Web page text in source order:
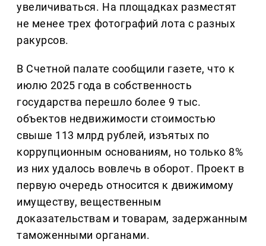
увеличиваться. На площадках разместят
не менее трех фотографий лота с разных
ракурсов.
В Счетной палате сообщили газете, что к
июлю 2025 года в собственность
государства перешло более 9 тыс.
объектов недвижимости стоимостью
свыше 113 млрд рублей, изъятых по
коррупционным основаниям, но только 8%
из них удалось вовлечь в оборот. Проект в
первую очередь относится к движимому
имуществу, вещественным
доказательствам и товарам, задержанным
таможенными органами.